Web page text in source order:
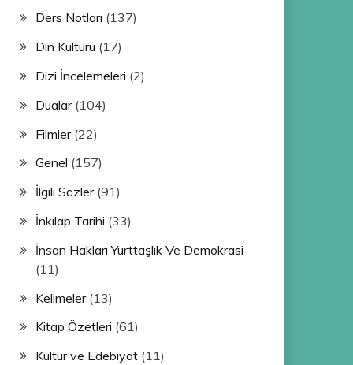
Ders Notları (137)
Din Kültürü (17)
Dizi İncelemeleri (2)
Dualar(104)
Filmler(22)
Genel (157)
İlgili Sözler(91)
İnkılap Tarihi (33)
İnsan Hakları Yurttaşlık Ve Demokrasi
(11)
Kelimeler(13)
Kitap Özetleri (61)
Kültür ve Edebiyat(11)